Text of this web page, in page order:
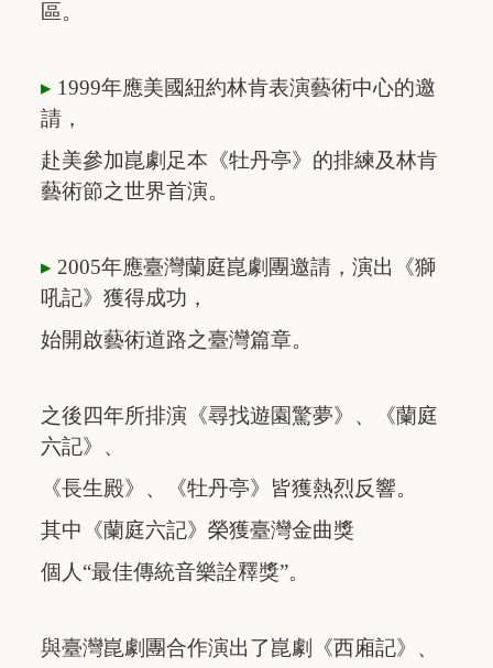
區。
▸ 1999年應美國紐約林肯表演藝術中心的邀
請 ，
赴美參加崑劇足本 《牡丹亭》 的排練及林肯
藝術節之世界首演。
▸ 2005年應臺灣蘭庭崑劇團邀請， 演出
《獅
吼記》 獲得成功，
始開啟藝術道路之臺灣篇章。
之後四年所排演《尋找遊園驚夢》、 《蘭庭
六記》、
《長生殿》 、 《牡丹亭》 皆獲熱烈反響。
其中 《蘭庭六記》榮獲臺灣金曲獎
個人“最佳傳統音樂詮釋獎”。
與臺灣崑劇團合作演出了崑劇《西廂記》、